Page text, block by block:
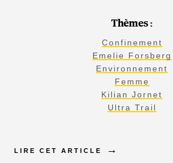
Thèmes :
Confinement
Emelie Forsberg
Environnement
Femme
Kilian Jornet
Ultra Trail
LIRE CET ARTICLE